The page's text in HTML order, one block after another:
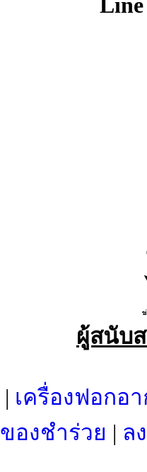
ผู้สนับ
| เครื่องฟอกอ
ของชำร่วย | ล